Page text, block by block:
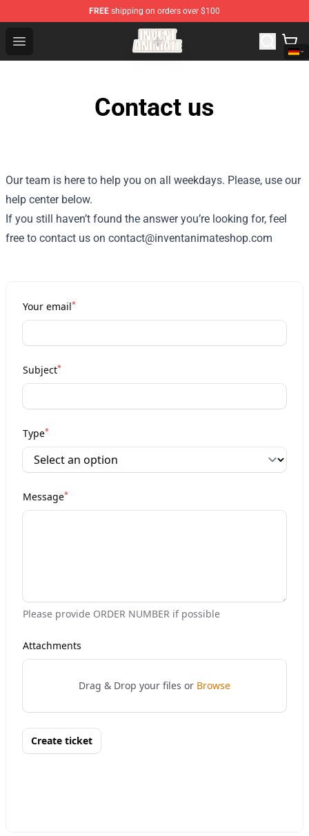
FREE shipping on orders over $100
Open menu
Invent Animate Shop - Official Invent Animate
Contact us
Our team is here to help you on all weekdays. Please, use our
help center below.
If you still haven’t found the answer you’re looking for, feel
free to contact us on contact@inventanimateshop.com